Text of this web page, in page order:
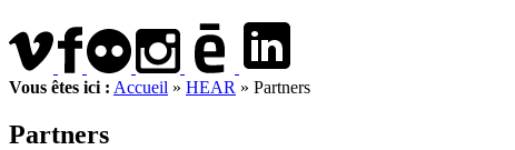
Vous êtes ici : Accueil » HEAR » Partners
Partners